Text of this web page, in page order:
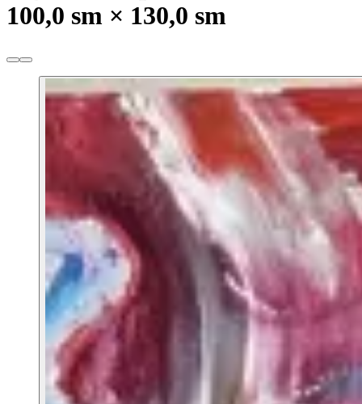
100,0 sm × 130,0 sm